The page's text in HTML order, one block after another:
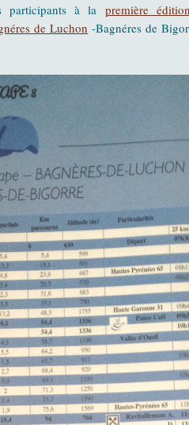
participants à la première
de Luchon -Bagnéres de